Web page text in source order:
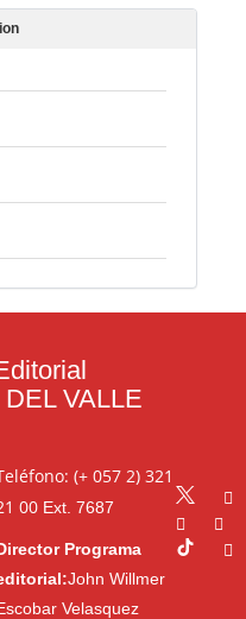
VALLE
(+ 057 2) 321
00Ext. 7687
Programa
John Willmer
Velasquez